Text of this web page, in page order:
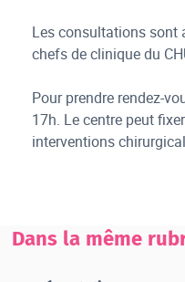
Les consultations sont
chefs de clinique du
Pour prendre rendez-
17h. Le centre peut
interventions
Dans la même